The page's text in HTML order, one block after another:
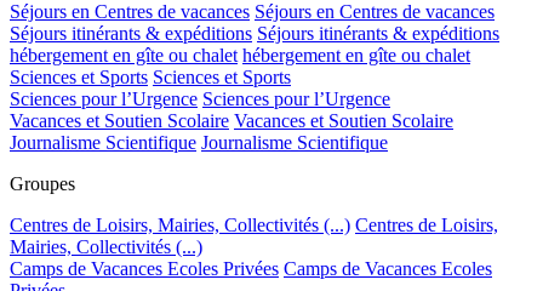
Séjours en Centres de vacances Séjours en Centres de vacances
Séjours itinérants & expéditions Séjours itinérants & expéditions
hébergement en gîte ou chalet hébergement en gîte ou chalet
Sciences et Sports Sciences et Sports
Sciences pour l’Urgence Sciences pour l’Urgence
Vacances et Soutien Scolaire Vacances et Soutien Scolaire
Journalisme Scientifique Journalisme Scientifique
Groupes
Centres de Loisirs, Mairies, Collectivités (...) Centres de Loisirs,
Mairies, Collectivités (...)
Camps de Vacances Ecoles Privées Camps de Vacances Ecoles